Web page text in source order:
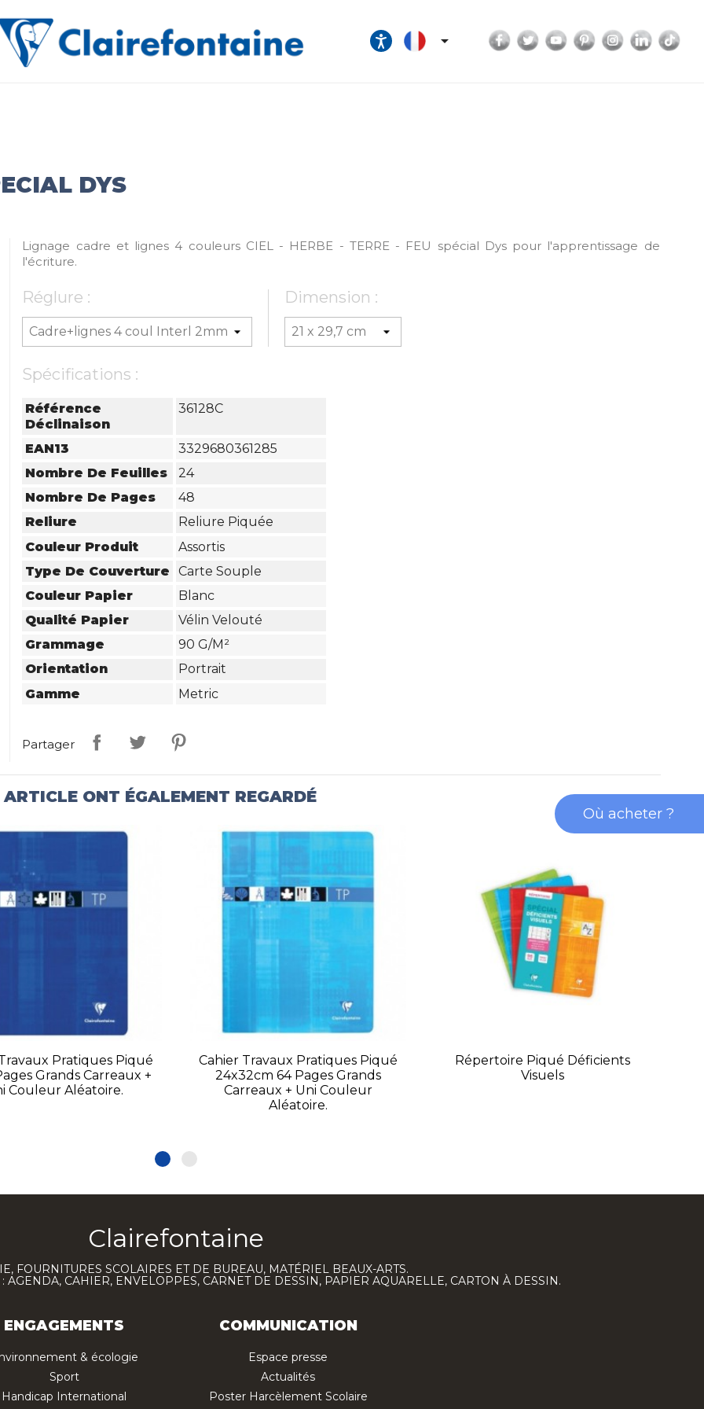
 Facebook
TwitterYouTubePinterestInstagram
DYS
Lignage cadre et lignes 4 couleurs CIEL - HERBE - TERRE - FEU spécial Dys pour l'apprentissage de
l'écriture.
Réglure : Dimension :
Spécifications :
Référence
Déclinaison
36128C
EAN13
3329680361285
Nombre De Feuilles
24
Nombre De Pages
48
Reliure
Reliure Piquée
Couleur Produit
Assortis
Type De Couverture
Carte Souple
Couleur Papier
Blanc
Qualité Papier
Vélin Velouté
Grammage
90 G/m²
Orientation
Portrait
Gamme
Metric
Partager
ONT ÉGALEMENT REGARDÉ
Pratiques Piqué
Grands Carreaux +
Couleur Aléatoire.
Cahier Travaux Pratiques Piqué
24x32cm 64 Pages Grands
Carreaux + Uni Couleur
Aléatoire.
Répertoire Piqué Déficients
Visuels
Clairefontaine
FOURNITURES SCOLAIRES ET DE BUREAU, MATÉRIEL BEAUX-ARTS.
AGENDA, CAHIER, ENVELOPPES, CARNET DE DESSIN, PAPIER AQUARELLE, CARTON À DESSIN.
ENGAGEMENTS
& écologie
Sport
Handicap International
COMMUNICATION
Espace presse
Actualités
Poster Harcèlement Scolaire
Où acheter ?